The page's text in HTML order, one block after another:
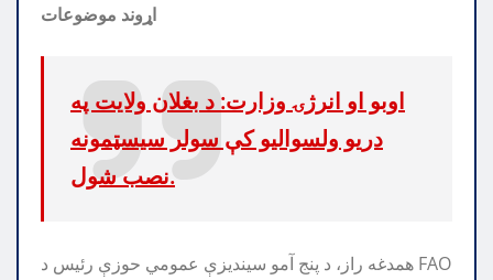
اړوند موضوعات
اوبو او انرژۍ وزارت: د بغلان ولایت په
دریو ولسوالیو کې سولر سیسټمونه
نصب شول.
همدغه راز، د پنج آمو سیندیزې عمومي حوزې رئيس د FAO